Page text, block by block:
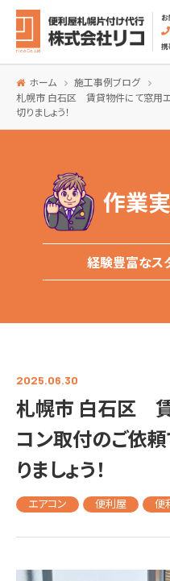
ホーム
施工事例ブログ
札幌市 白石区 賃貸物件にて窓用エ
切りましょう！
作業
経験豊富なス
2025.06.30
札幌市 白石区
コン取付のご依
りましょう！
エアコン 便利屋 便